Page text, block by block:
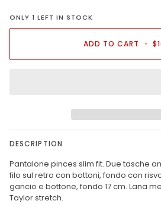
ONLY1 LEFT IN STOCK
ADD TO CART •
DESCRIPTION
Pantalone pinces slim fit. Due tasche
filo sul retro con bottoni, fondo con
gancio e bottone, fondo 17 cm. Lana
Taylor stretch.